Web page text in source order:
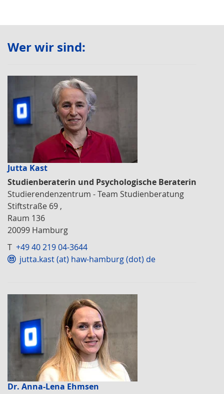
Wer wir sind:
Jutta Kast
Studienberaterin und Psychologische Beraterin
Studierendenzentrum - Team Studienberatung
Stiftstraße 69 ,
Raum 136
20099 Hamburg
T +49 40 219 04-3644
jutta.kast (at) haw-hamburg (dot) de
Dr. Anna-Lena Ehmsen